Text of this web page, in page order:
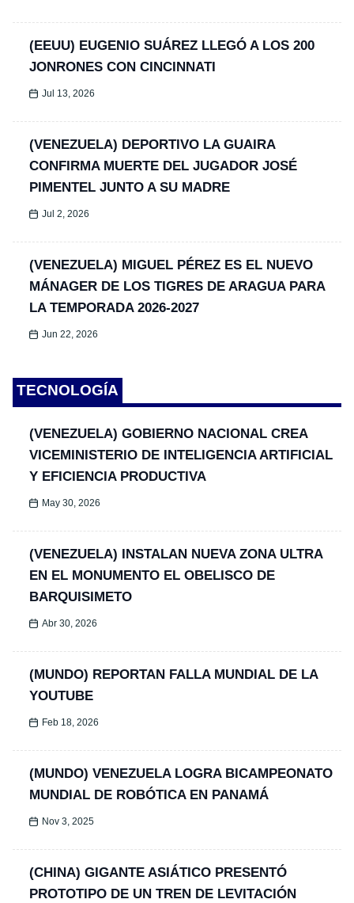
(EEUU) EUGENIO SUÁREZ LLEGÓ A LOS 200
JONRONES CON CINCINNATI
Jul 13, 2026
(VENEZUELA) DEPORTIVO LA GUAIRA
CONFIRMA MUERTE DEL JUGADOR JOSÉ
PIMENTEL JUNTO A SU MADRE
Jul 2, 2026
(VENEZUELA) MIGUEL PÉREZ ES EL NUEVO
MÁNAGER DE LOS TIGRES DE ARAGUA PARA
LA TEMPORADA 2026-2027
Jun 22, 2026
TECNOLOGÍA
(VENEZUELA) GOBIERNO NACIONAL CREA
VICEMINISTERIO DE INTELIGENCIA ARTIFICIAL
Y EFICIENCIA PRODUCTIVA
May 30, 2026
(VENEZUELA) INSTALAN NUEVA ZONA ULTRA
EN EL MONUMENTO EL OBELISCO DE
BARQUISIMETO
Abr 30, 2026
(MUNDO) REPORTAN FALLA MUNDIAL DE LA
YOUTUBE
Feb 18, 2026
(MUNDO) VENEZUELA LOGRA BICAMPEONATO
MUNDIAL DE ROBÓTICA EN PANAMÁ
Nov 3, 2025
(CHINA) GIGANTE ASIÁTICO PRESENTÓ
PROTOTIPO DE UN TREN DE LEVITACIÓN